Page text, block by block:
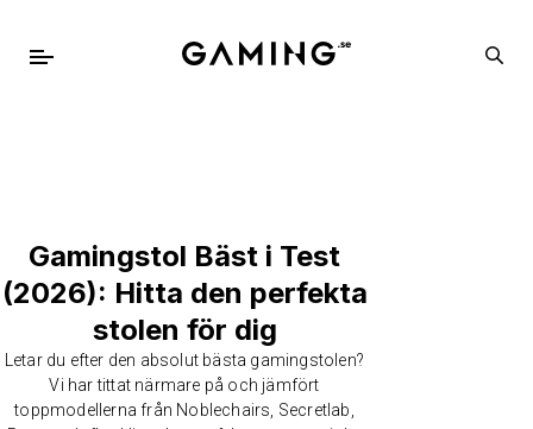
Gamingstol Bäst i Test
(2026): Hitta den perfekta
stolen för dig
Letar du efter den absolut bästa gamingstolen?
Vi har tittat närmare på och jämfört
toppmodellerna från Noblechairs, Secretlab,